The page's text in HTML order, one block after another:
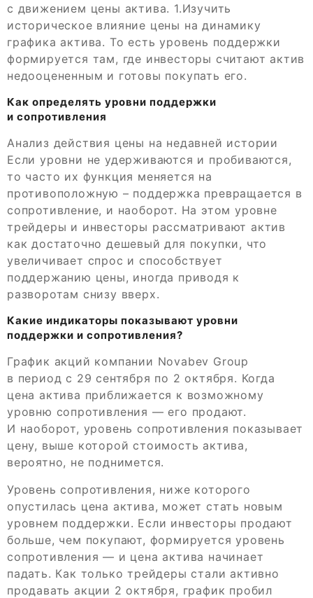
с движением цены актива. 1.Изучить
историческое влияние цены на динамику
графика актива. То есть уровень поддержки
формируется там, где инвесторы считают актив
недооцененным и готовы покупать его.
Как определять уровни поддержки
и сопротивления
Анализ действия цены на недавней истории
Если уровни не удерживаются и пробиваются,
то часто их функция меняется на
противоположную – поддержка превращается в
сопротивление, и наоборот. На этом уровне
трейдеры и инвесторы рассматривают актив
как достаточно дешевый для покупки, что
увеличивает спрос и способствует
поддержанию цены, иногда приводя к
разворотам снизу вверх.
Какие индикаторы показывают уровни
поддержки и сопротивления?
График акций компании Novabev Group
в период с 29 сентября по 2 октября. Когда
цена актива приближается к возможному
уровню сопротивления — его продают.
И наоборот, уровень сопротивления показывает
цену, выше которой стоимость актива,
вероятно, не поднимется.
Уровень сопротивления, ниже которого
опустилась цена актива, может стать новым
уровнем поддержки. Если инвесторы продают
больше, чем покупают, формируется уровень
сопротивления — и цена актива начинает
падать. Как только трейдеры стали активно
продавать акции 2 октября, график пробил